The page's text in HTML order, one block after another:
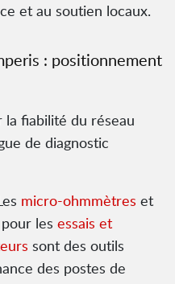
et au soutien locaux.
: positionnement
la fiabilité du réseau
de diagnostic
micro-ohmmètres et
pour les essais et
sont des outils
des postes de